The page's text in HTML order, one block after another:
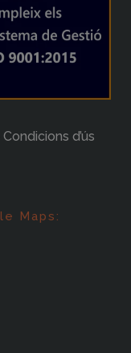
d’ús
Maps: